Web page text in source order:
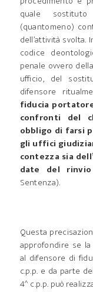
quale
(quantomeno)
dell’attività svolta.
codice
penale ovvero
ufficio, del
difensore
fiducia
confronti del
obbligo di farsi
gli uffici
contezza sia
date del rinvio
Sentenza).
Questa
approfondire se
al difensore di
c.p.p. e da parte
4^ c.p.p. può